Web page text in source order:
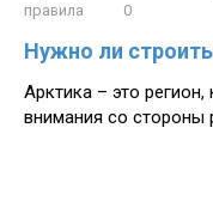
правила
0
Нужно ли
Арктика – это
внимания со стороны